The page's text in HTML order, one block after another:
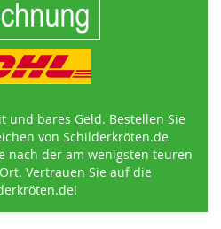
und bares Geld. Bestellen Sie
von Schilderkröten.de
nach der am wenigsten teuren
Vertrauen Sie auf die